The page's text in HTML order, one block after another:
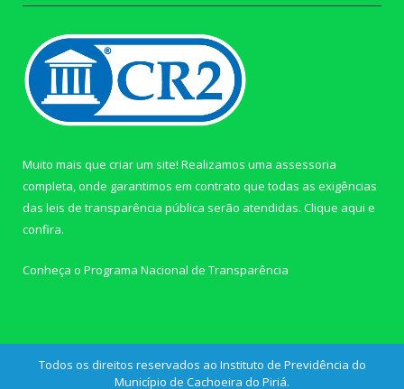
Muito mais que criar um site! Realizamos uma assessoria
completa, onde garantimos em contrato que todas as exigências
das leis de transparência pública serão atendidas. Clique aqui e
confira.
Conheça o Programa Nacional de Transparência
Todos os direitos reservados ao Instituto de Previdência do
Município de Cachoeira do Piriá.